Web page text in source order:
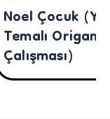
Noel Çocuk
Temalı Origami
Çalışması)